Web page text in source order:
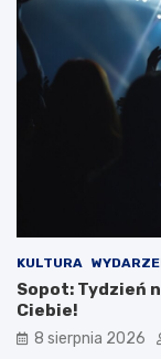
KULTURA
Sopot: Tydzień
Ciebie!
8 sierpnia 2026